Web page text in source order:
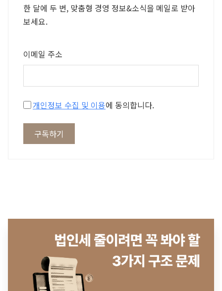
한 달에 두 번, 맞춤형 경영 정보&소식을 메일로 받아
보세요.
이메일 주소
개인정보 수집 및 이용에 동의합니다.
구독하기